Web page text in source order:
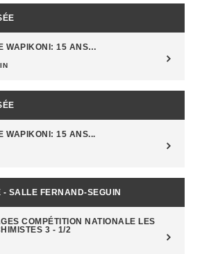
WAPIKONI: 15 ANS…
WAPIKONI: 15 ANS...
- SALLE FERNAND-SEGUIN
COMPÉTITION NATIONALE LES
3 - 1/2